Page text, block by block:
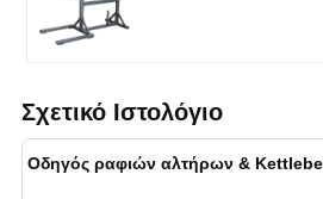
Σχετικό Ιστολόγιο
Οδηγός ραφιών αλτήρων &